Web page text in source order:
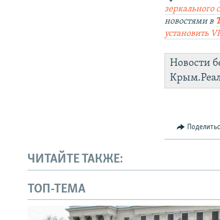
зеркального
новостями в
установить
Новости
ЧИТАЙТЕ ТАКЖЕ:
ТОП-ТЕМА